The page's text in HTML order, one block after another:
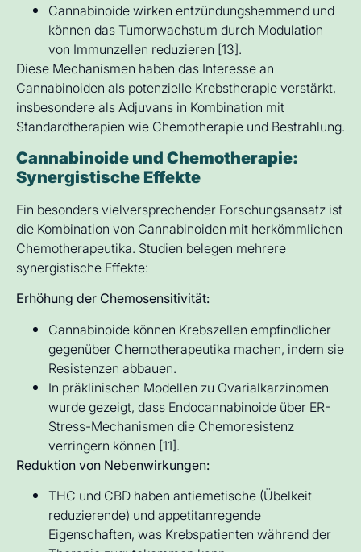
Cannabinoide wirken entzündungshemmend und
können das Tumorwachstum durch Modulation
von Immunzellen reduzieren [13].
Diese Mechanismen haben das Interesse an
Cannabinoiden als potenzielle Krebstherapie verstärkt,
insbesondere als Adjuvans in Kombination mit
Standardtherapien wie Chemotherapie und Bestrahlung.
Cannabinoide und Chemotherapie:
Synergistische Effekte
Ein besonders vielversprechender Forschungsansatz ist
die Kombination von Cannabinoiden mit herkömmlichen
Chemotherapeutika. Studien belegen mehrere
synergistische Effekte:
Erhöhung der Chemosensitivität:
Cannabinoide können Krebszellen empfindlicher
gegenüber Chemotherapeutika machen, indem sie
Resistenzen abbauen.
In präklinischen Modellen zu Ovarialkarzinomen
wurde gezeigt, dass Endocannabinoide über ER-
Stress-Mechanismen die Chemoresistenz
verringern können [11].
Reduktion von Nebenwirkungen:
THC und CBD haben antiemetische (Übelkeit
reduzierende) und appetitanregende
Eigenschaften, was Krebspatienten während der